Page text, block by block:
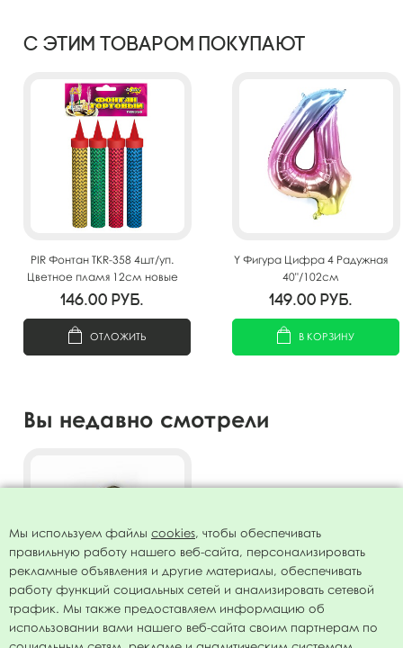
С этим товаром покупают
PIR Фонтан TKR-358 4шт/уп.
Цветное пламя 12см новые
146.00 руб.
ОТЛОЖИТЬ
Y Фигура Цифра 4 Радужная
40"/102см
149.00 руб.
В КОРЗИНУ
Вы недавно смотрели
Свеча Цифра 4 Радужная
Мы используем файлы cookies, чтобы обеспечивать
правильную работу нашего веб-сайта, персонализировать
рекламные объявления и другие материалы, обеспечивать
работу функций социальных сетей и анализировать сетевой
трафик. Мы также предоставляем информацию об
использовании вами нашего веб-сайта своим партнерам по